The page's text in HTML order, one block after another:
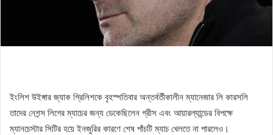
ইংলিশ উইঙ্গার জ্যাক গ্রিলিশকে বৃহস্পতিবার অন্তর্বর্তীকালীন ম্যানেজার লি কারসলি
তাদের নেশন্স লিগের ম্যাচের জন্য ডেকেছিলেন গ্রীস এবং আয়ারল্যান্ডের বিপক্ষে
ম্যানচেস্টার সিটির হয়ে ইনজুরির কারণে শেষ পাঁচটি ম্যাচ খেলতে না পারলেও।